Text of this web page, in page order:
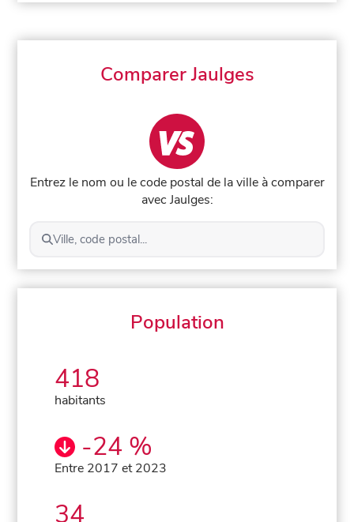
Comparer Jaulges
Entrez le nom ou le code postal de la ville à comparer
avec Jaulges:
Ville, code postal...
Population
418
habitants
-24 %
Entre 2017 et 2023
34